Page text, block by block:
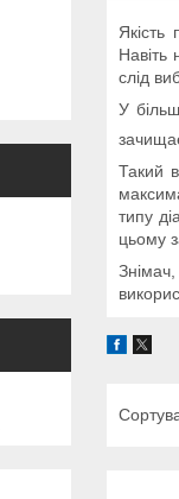
Якість
Навіть
слід
У
Такий
типу
цьому
Знімач,